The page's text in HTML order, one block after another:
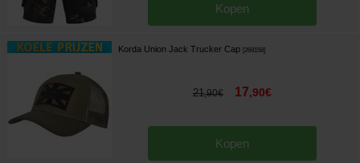
Kopen
Korda Union Jack Trucker Cap 269158]
21,90€ 17,90€
Kopen